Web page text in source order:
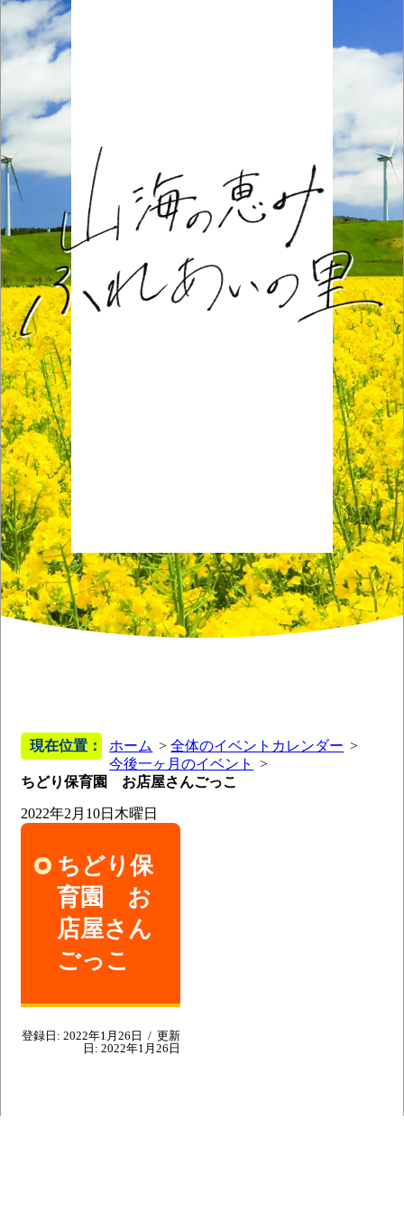
現在位置： ホーム
全体のイベントカレンダー
今後一ヶ月のイベント
ちどり保育園 お店屋さんごっこ
2022年2月10日 木曜日
ちどり保
育園 お
店屋さん
ごっこ
登録日: 2022年1月26日 / 更新
日: 2022年1月26日